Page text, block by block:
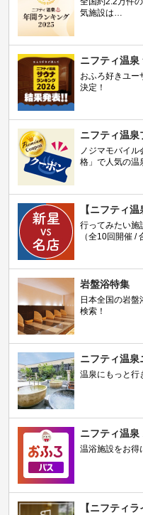
気施設は…
ニフティ温
おふろ好きユー
決定！
ニフティ温泉
ノジマモバイ
格」で人気の温
【ニフティ
行ってみたい施
（全10回開催 /
岩盤浴特集
日本全国の岩
検索！
ニフティ温泉
温泉にもっと行
ニフティ温泉
温浴施設をお得
【ニフティ